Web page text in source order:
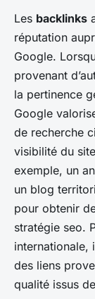
Les backlinks
réputation
Google.
provenant
la pertinence
Google
de recherche
visibilité du
exemple, un
un blog
pour obtenir
stratégie seo.
internationale,
des liens
qualité issus